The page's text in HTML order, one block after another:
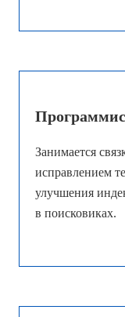
Занимается
исправлением
улучшения
в поисковиках.